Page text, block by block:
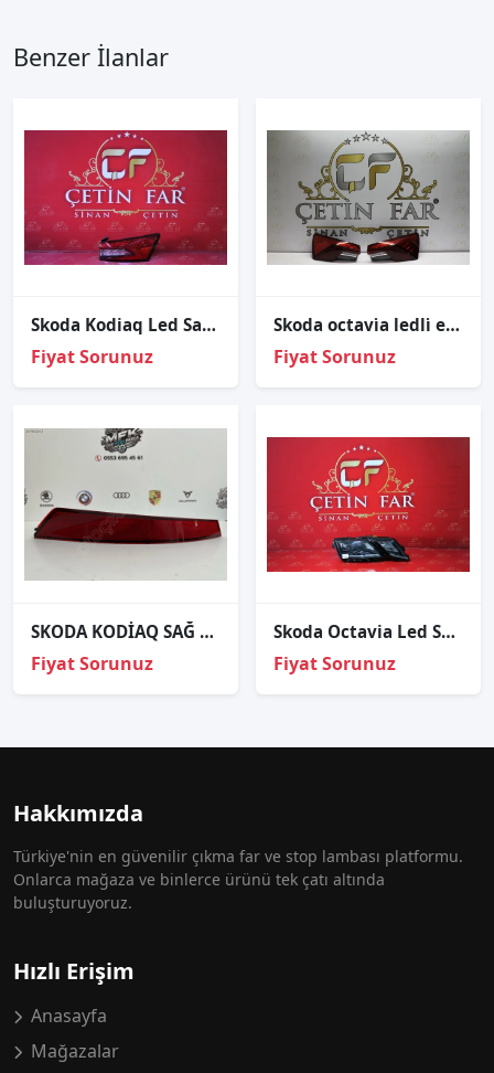
Benzer İlanlar
Skoda Kodiaq Led Sağ Diş Stop Sıfır Valeo 2017-2020
Fiyat Sorunuz
Skoda octavi̇a ledli̇ eli̇te paket sağ sol diş stop sıfır i̇thal 2021-2023
Fiyat Sorunuz
SKODA KODİAQ SAĞ ARKA REFLEKTÖR ORJİNAL 565945105B (2021)
Fiyat Sorunuz
Skoda Octavia Led Sağ Far Orijinal çıkma
Fiyat Sorunuz
Hakkımızda
Türkiye'nin en güvenilir çıkma far ve stop lambası platformu.
Onlarca mağaza ve binlerce ürünü tek çatı altında
buluşturuyoruz.
Hızlı Erişim
Anasayfa
Mağazalar